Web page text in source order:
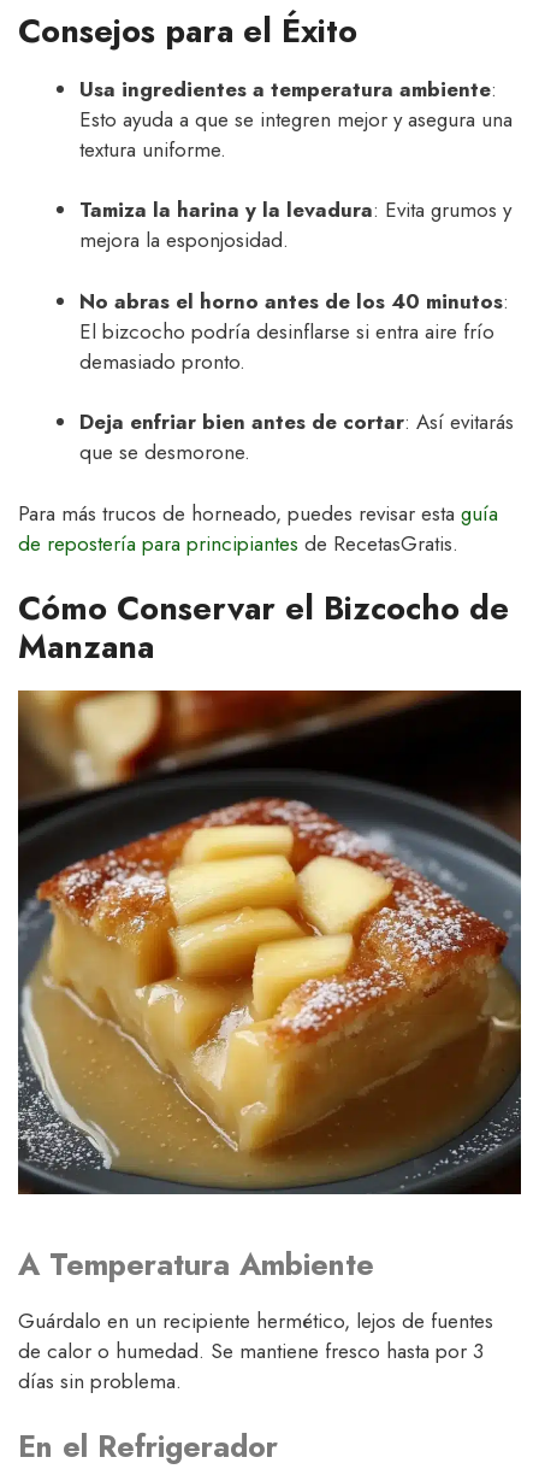
Consejos para el Éxito
Usa ingredientes a temperatura ambiente:
Esto ayuda a que se integren mejor y asegura una
textura uniforme.
Tamiza la harina y la levadura: Evita grumos y
mejora la esponjosidad.
No abras el horno antes de los 40 minutos:
El bizcocho podría desinflarse si entra aire frío
demasiado pronto.
Deja enfriar bien antes de cortar: Así evitarás
que se desmorone.
Para más trucos de horneado, puedes revisar esta guía
de repostería para principiantes de RecetasGratis.
Cómo Conservar el Bizcocho de
Manzana
A Temperatura Ambiente
Guárdalo en un recipiente hermético, lejos de fuentes
de calor o humedad. Se mantiene fresco hasta por 3
días sin problema.
En el Refrigerador